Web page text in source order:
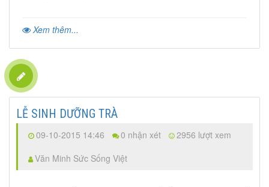
Xem thêm...
LỄ SINH DƯỠNG TRÀ
09-10-2015 14:46 0 nhận xét
2956 lượt xem
Văn Minh Sức Sống Việt